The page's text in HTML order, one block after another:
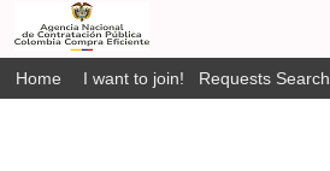
Home I want to join! Requests Search